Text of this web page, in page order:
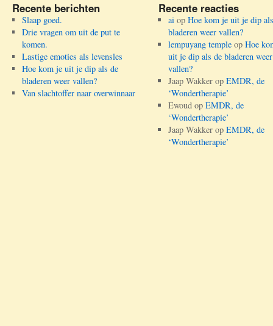
Recente berichten
Slaap goed.
Drie vragen om uit de put te
komen.
Lastige emoties als levensles
Hoe kom je uit je dip als de
bladeren weer vallen?
Van slachtoffer naar overwinnaar
Recente reacties
aiop Hoe kom je uit je dip
bladeren weer vallen?
lempuyang templeop Hoe
uit je dip als de bladeren weer
vallen?
Jaap Wakkerop EMDR, de
‘Wondertherapie’
Ewoudop EMDR, de
‘Wondertherapie’
Jaap Wakkerop EMDR, de
‘Wondertherapie’